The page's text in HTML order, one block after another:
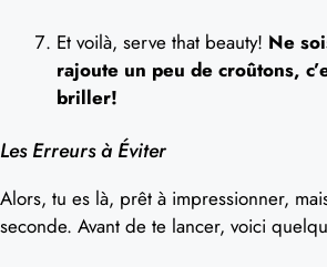
Et voilà, serve that beauty! Ne
rajoute un peu de croûtons,
briller!
Les Erreurs à Éviter
Alors, tu es là, prêt à impressionner,
seconde. Avant de te lancer, voici